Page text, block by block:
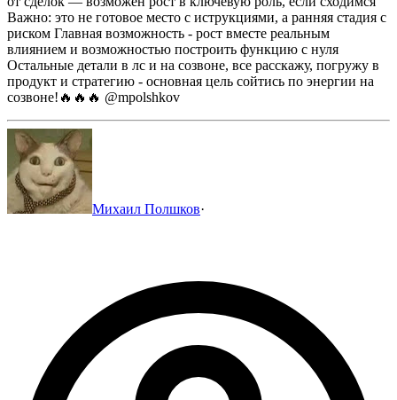
Важно: это не готовое место с иструкциями, а ранняя стадия с
риском Главная возможность - рост вместе реальным
влиянием и возможностью построить функцию с нуля
Остальные детали в лс и на созвоне, все расскажу, погружу в
продукт и стратегию - основная цель сойтись по энергии на
созвоне!🔥🔥🔥 @mpolshkov
Михаил Полшков·